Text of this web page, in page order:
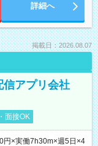
詳細へ
掲載日：2026.08.07
信アプリ会社
面接OK
×実働7h30m×週5日×4